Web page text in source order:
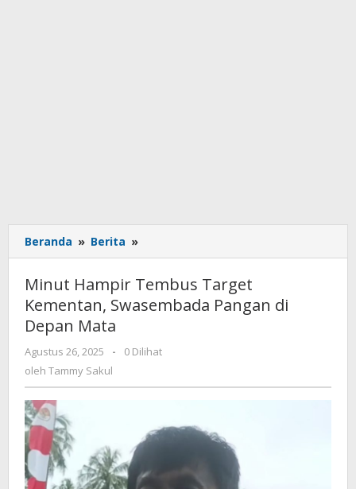
Beranda » Berita »
Hampir
Tembus
Target
Kementan,
di
Mata
Minut Hampir Tembus Target
Kementan, Swasembada Pangan di
Depan Mata
Agustus 26, 2025
oleh
-
0 Dilihat
oleh Tammy Sakul